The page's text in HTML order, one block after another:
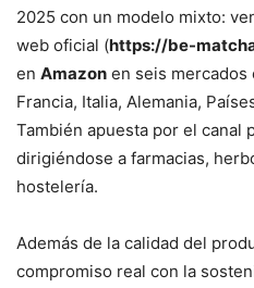
2025 con un modelo mixto:
web oficial (https://be-
en Amazon en seis mercados
Francia, Italia, Alemania,
También apuesta por el canal
dirigiéndose a farmacias,
hostelería.
Además de la calidad del
compromiso real con la